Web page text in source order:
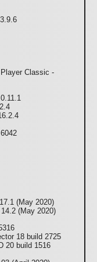
Classic -
(May 2020)
(May 2020)
18 build 2725
20 build 1516